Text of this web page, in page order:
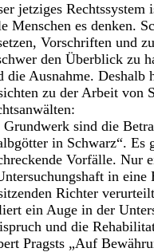
jetziges Rechtssystem
Menschen es denken.
Vorschriften und
den Überblick zu
die Ausnahme.
zu der Arbeit von
sind die
in Schwarz“. Es
Vorfälle. Nur
in
Richter
ein Auge in der
und die
Pragsts „Auf